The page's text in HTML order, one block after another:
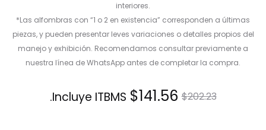
interiores.
*Las alfombras con “1 o 2 en existencia” corresponden a últimas
piezas, y pueden presentar leves variaciones o detalles propios del
manejo y exhibición. Recomendamos consultar previamente a
nuestra línea de WhatsApp antes de completar la compra.
$202.23
El
$141.56
El
Incluye ITBMS.